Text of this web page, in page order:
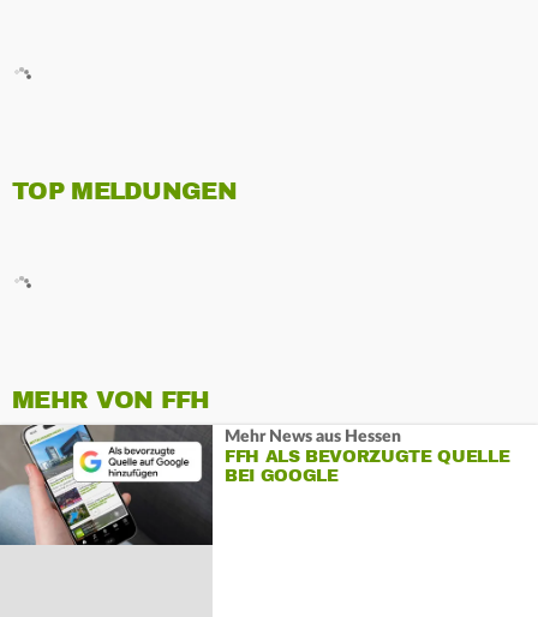
TOP MELDUNGEN
MEHR VON FFH
Mehr News aus Hessen
FFH ALS BEVORZUGTE QUELLE
BEI GOOGLE